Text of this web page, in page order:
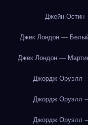
Джейн Остин
Джек Лондон —
Джек Лондон —
Джордж Оруэлл
Джордж Оруэлл
Джордж Оруэлл